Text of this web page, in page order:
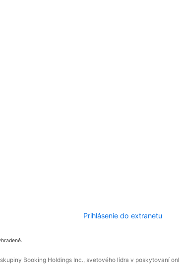
Prihlásenie do extranetu
Booking Holdings Inc., svetového lídra v poskytovaní